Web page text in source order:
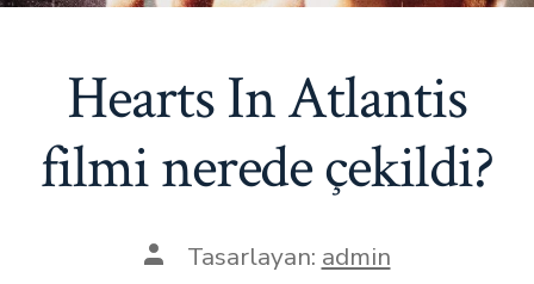
Hearts In Atlantis
filmi nerede çekildi?
YazınınTasarlayan: admin